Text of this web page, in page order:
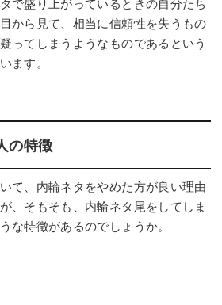
で盛り上がっているときの自分たち
から見て、相当に信頼性を失うもの
ってしまうようなものであるという
ます。
の特徴
て、内輪ネタをやめた方が良い理由
、そもそも、内輪ネタ尾をしてしま
な特徴があるのでしょうか。